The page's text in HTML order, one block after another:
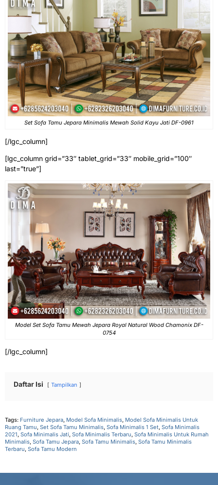
Set Sofa Tamu Jepara Minimalis Mewah Solid Kayu Jati DF-0961
[/lgc_column]
[lgc_column grid=”33″ tablet_grid=”33″ mobile_grid=”100″
last=”true”]
Model Set Sofa Tamu Mewah Jepara Royal Natural Wood Chamonix DF-
0754
[/lgc_column]
Daftar Isi Tampilkan
Tags: Furniture Jepara, Model Sofa Minimalis, Model Sofa Minimalis Untuk
Ruang Tamu, Set Sofa Tamu Minimalis, Sofa Minimalis 1 Set, Sofa Minimalis
2021, Sofa Minimalis Jati, Sofa Minimalis Terbaru, Sofa Minimalis Untuk Rumah
Minimalis, Sofa Tamu Jepara, Sofa Tamu Minimalis, Sofa Tamu Minimalis
Terbaru, Sofa Tamu Modern